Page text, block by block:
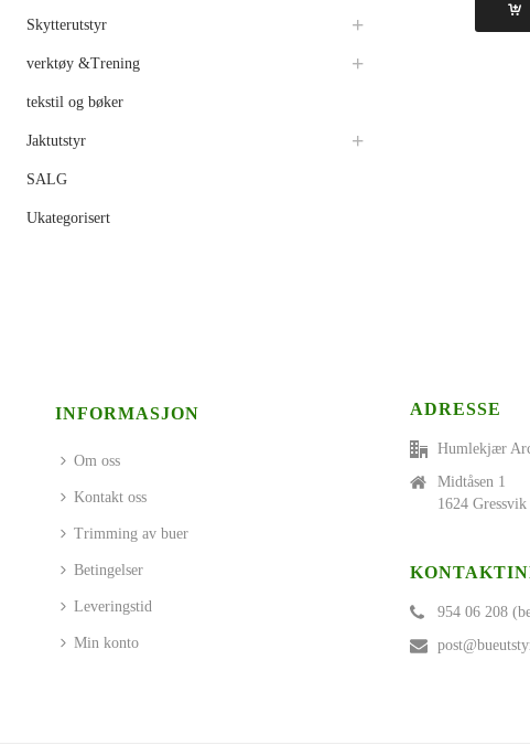
Skytterutstyr
verktøy &Trening
tekstil og bøker
Jaktutstyr
SALG
Ukategorisert
INFORMASJON
Om oss
Kontakt oss
Trimming av buer
Betingelser
Leveringstid
Min konto
ADRESSE
Humlekjær
Midtåsen 1
1624 Gressvik
954 06 208